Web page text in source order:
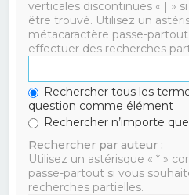
verticales discontinues « | »
être trouvé. Utilisez un
métacaractère passe-
effectuer des recherches
Rechercher tous les
question comme élément
Rechercher n’importe
Rechercher par auteur :
Utilisez un astérisque « * »
passe-partout si vous
recherches partielles.